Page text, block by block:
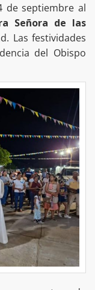
de septiembre al
Señora de las
Las festividades
del Obispo